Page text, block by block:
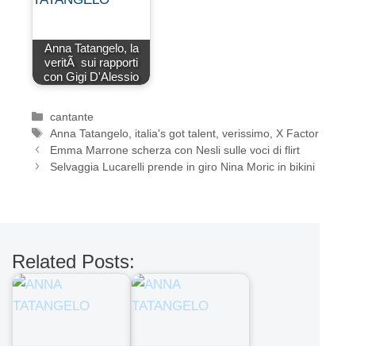
Anna Tatangelo, la
veritÃ sui rapporti
con Gigi D'Alessio
Categorie
cantante
Tag
Anna Tatangelo italia's got talent ,verissimo X Factor
Emma Marrone scherza con Nesli sulle voci di flirt
Selvaggia Lucarelli prende in giro Nina Moric in bikini
Related Posts: